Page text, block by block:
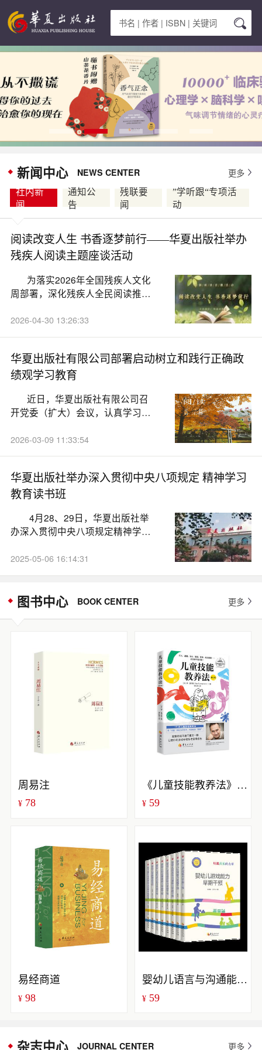
新闻中心 NEWS CENTER 更多
社内新
闻
通知公
告
残联要
闻
”学听跟“专项活
动
阅读改变人生 书香逐梦前行——华夏出版社举办
残疾人阅读主题座谈活动
为落实2026年全国残疾人文化
周部署，深化残疾人全民阅读推
2026-04-30 13:26:33
华夏出版社有限公司部署启动树立和践行正确政
绩观学习教育
近日，华夏出版社有限公司召
开党委（扩大）会议，认真学习贯
2026-03-09 11:33:54
华夏出版社举办深入贯彻中央八项规定 精神学习
教育读书班
4月28、29日，华夏出版社举
办深入贯彻中央八项规定精神学习
2025-05-06 16:14:31
图书中心 BOOK CENTER 更多
周易注
¥78
《儿童技能教养法》（修订版）
¥59
易经商道
¥98
婴幼儿语言与沟通能力早期干预
¥59
杂志中心 JOURNAL CENTER 更多